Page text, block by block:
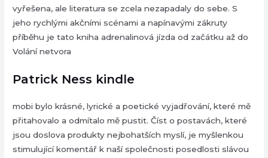
vyřešena, ale literatura se zcela nezapadaly do sebe. S
jeho rychlými akčními scénami a napínavými zákruty
příběhu je tato kniha adrenalinová jízda od začátku až do
Volání netvora
Patrick Ness kindle
mobi bylo krásné, lyrické a poetické vyjadřování, které mě
přitahovalo a odmítalo mě pustit. Číst o postavách, které
jsou doslova produkty nejbohatších myslí, je myšlenkou
stimulující komentář k naší společnosti posedlosti slávou